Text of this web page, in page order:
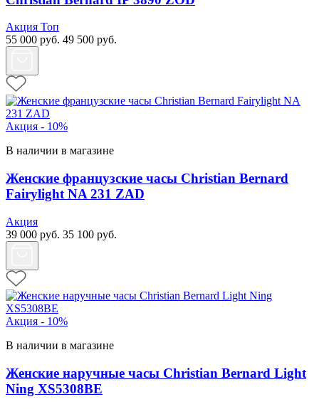
Акция Топ
55 000 руб. 49 500 руб.
Акция - 10%
В наличии в магазине
Женские французские часы Christian Bernard
Fairylight NA 231 ZAD
Акция
39 000 руб. 35 100 руб.
Акция - 10%
В наличии в магазине
Женские наручные часы Christian Bernard Light
Ning XS5308BE